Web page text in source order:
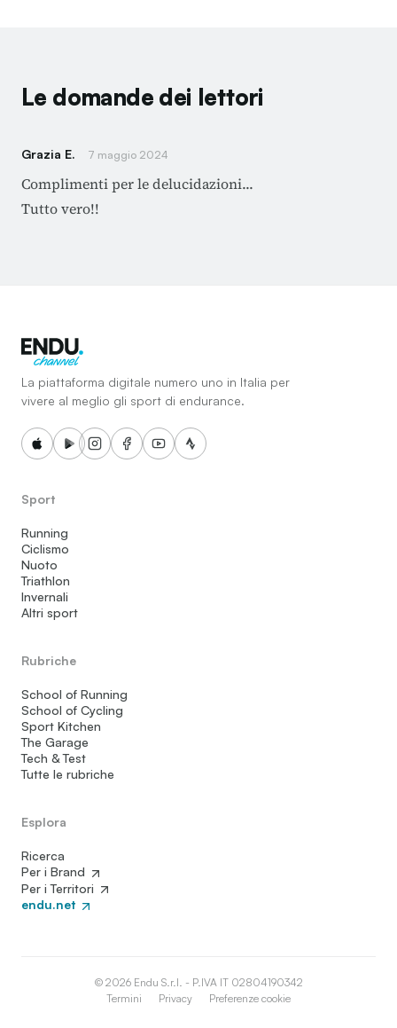
Le domande dei lettori
Grazia E. 7 maggio 2024
Complimenti per le delucidazioni...
Tutto vero!!
La piattaforma digitale numero uno in Italia per
vivere al meglio gli sport di endurance.
Sport
Running
Ciclismo
Nuoto
Triathlon
Invernali
Altri sport
Rubriche
School of Running
School of Cycling
Sport Kitchen
The Garage
Tech & Test
Tutte le rubriche
Esplora
Ricerca
Per i Brand
Per i Territori
endu.net
© 2026 Endu S.r.l. - P.IVA IT 02804190342
Termini
Privacy Preferenze cookie